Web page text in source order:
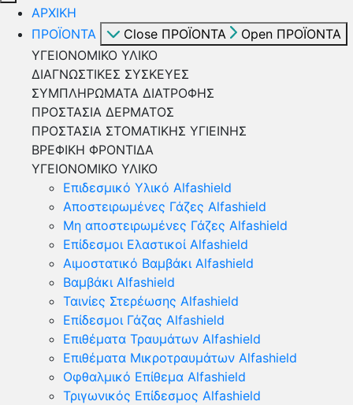
ΑΡΧΙΚΗ
ΠΡΟΪΟΝΤΑ
Close ΠΡΟΪΟΝΤΑ
Open ΠΡΟΪΟΝΤΑ
ΥΓΕΙΟΝΟΜΙΚΟ ΥΛΙΚΟ
ΔΙΑΓΝΩΣΤΙΚΕΣ ΣΥΣΚΕΥΕΣ
ΣΥΜΠΛΗΡΩΜΑΤΑ ΔΙΑΤΡΟΦΗΣ
ΠΡΟΣΤΑΣΙΑ ΔΕΡΜΑΤΟΣ
ΠΡΟΣΤΑΣΙΑ ΣΤΟΜΑΤΙΚΗΣ ΥΓΙΕΙΝΗΣ
ΒΡΕΦΙΚΗ ΦΡΟΝΤΙΔΑ
ΥΓΕΙΟΝΟΜΙΚΟ ΥΛΙΚΟ
Επιδεσμικό Υλικό Alfashield
Αποστειρωμένες Γάζες Alfashield
Μη αποστειρωμένες Γάζες Alfashield
Επίδεσμοι Ελαστικοί Alfashield
Αιμοστατικό Βαμβάκι Alfashield
Βαμβάκι Alfashield
Ταινίες Στερέωσης Alfashield
Επίδεσμοι Γάζας Alfashield
Επιθέματα Τραυμάτων Alfashield
Επιθέματα Μικροτραυμάτων Alfashield
Οφθαλμικό Eπίθεμα Alfashield
Τριγωνικός Επίδεσμος Alfashield